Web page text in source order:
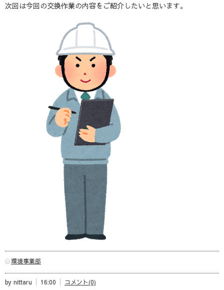
次回は今回の交換作業の内容をご紹介したいと思います。
環境事業部
by nittaru 16:00 コメント(0)